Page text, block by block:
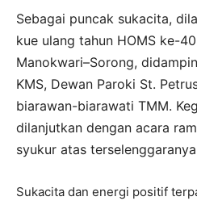
Sebagai puncak sukacita,
kue ulang tahun HOMS ke-
Manokwari–Sorong,
KMS, Dewan Paroki St.
biarawan-biarawati TMM.
dilanjutkan dengan acara
syukur atas
Sukacita dan energi positif